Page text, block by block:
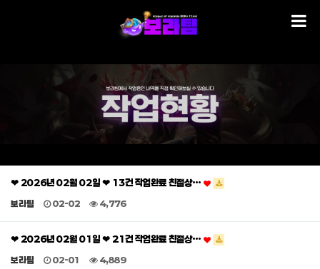
❤ 2026년 02월 02일 ❤ 13건 작업완료 친절상…
보라팀 02-02 4,776
❤ 2026년 02월 01일 ❤ 21건 작업완료 친절상…
보라팀 02-01 4,889